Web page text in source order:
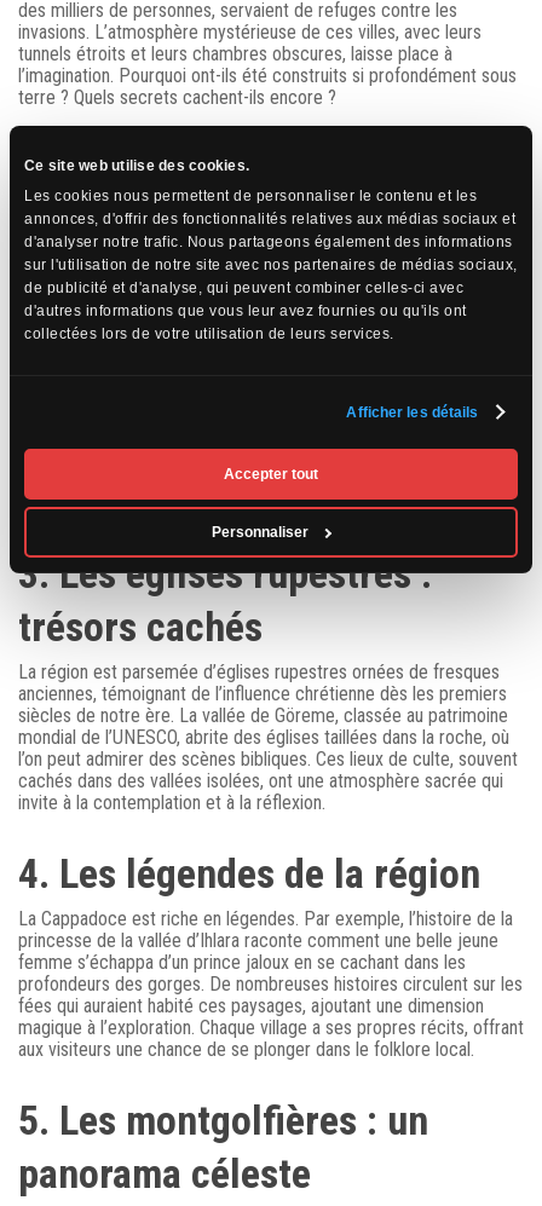
Ce site web utilise des cookies.
Les cookies nous permettent de personnaliser le contenu et les
annonces, d'offrir des fonctionnalités relatives aux médias sociaux et
d'analyser notre trafic. Nous partageons également des informations
sur l'utilisation de notre site avec nos partenaires de médias sociaux,
de publicité et d'analyse, qui peuvent combiner celles-ci avec
d'autres informations que vous leur avez fournies ou qu'ils ont
collectées lors de votre utilisation de leurs services.
Afficher les détails
Accepter tout
Personnaliser
des milliers de personnes, servaient de refuges contre les
invasions. L’atmosphère mystérieuse de ces villes, avec leurs
tunnels étroits et leurs chambres obscures, laisse place à
l’imagination. Pourquoi ont-ils été construits si profondément sous
terre ? Quels secrets cachent-ils encore ?
3. Les églises rupestres :
trésors cachés
La région est parsemée d’églises rupestres ornées de fresques
anciennes, témoignant de l’influence chrétienne dès les premiers
siècles de notre ère. La vallée de Göreme, classée au patrimoine
mondial de l’UNESCO, abrite des églises taillées dans la roche, où
l’on peut admirer des scènes bibliques. Ces lieux de culte, souvent
cachés dans des vallées isolées, ont une atmosphère sacrée qui
invite à la contemplation et à la réflexion.
4. Les légendes de la région
La Cappadoce est riche en légendes. Par exemple, l’histoire de la
princesse de la vallée d’Ihlara raconte comment une belle jeune
femme s’échappa d’un prince jaloux en se cachant dans les
profondeurs des gorges. De nombreuses histoires circulent sur les
fées qui auraient habité ces paysages, ajoutant une dimension
magique à l’exploration. Chaque village a ses propres récits, offrant
aux visiteurs une chance de se plonger dans le folklore local.
5. Les montgolfières : un
panorama céleste